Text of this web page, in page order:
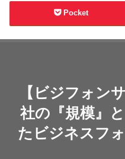
Pocket
【ビジフォン
社の『規模』
たビジネスフ